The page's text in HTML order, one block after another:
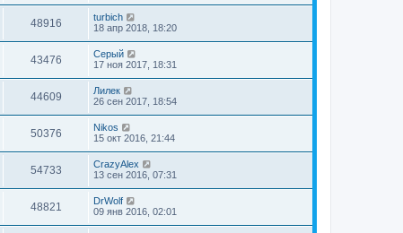
48916
turbich
18 апр 2018, 18:20
43476
Серый
17 ноя 2017, 18:31
44609
Лилек
26 сен 2017, 18:54
50376
Nikos
15 окт 2016, 21:44
54733
CrazyAlex
13 сен 2016, 07:31
48821
DrWolf
09 янв 2016, 02:01